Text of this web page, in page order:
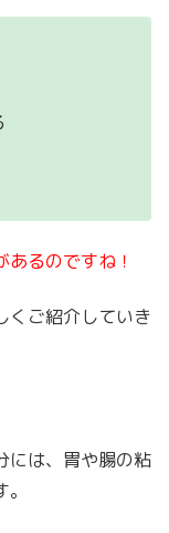
るのですね！
くご紹介していき
には、胃や腸の粘